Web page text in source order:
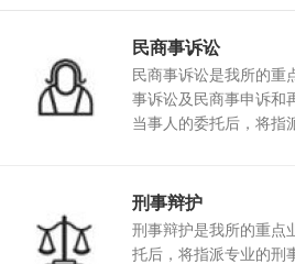
民商事诉讼
民商事诉讼是我所的重
事诉讼及民商事申诉和
当事人的委托后，将指
刑事辩护
刑事辩护是我所的重点
托后，将指派专业的刑